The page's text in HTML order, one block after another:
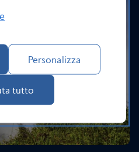
Personalizza
tutto